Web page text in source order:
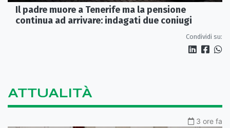
Il padre muore a Tenerife ma la pensione
continua ad arrivare: indagati due coniugi
Condividi su:
ATTUALITÀ
3 ore fa